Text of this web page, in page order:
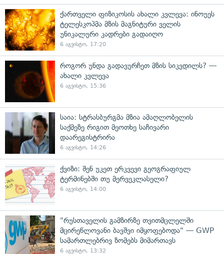
ქართველი ფიზიკოსის ახალი კვლევა: ინოუეს
ტელესკოპმა მზის მაგნიტური ველის
უნიკალური კადრები გადაიღო
6 აგვისტო, 17:20
როგორ უნდა გადავურჩეთ მზის სიკვდილს? —
ახალი კვლევა
6 აგვისტო, 15:36
საია: სტრასბურგმა მზია ამაღლობელის
საქმეზე რიგით მეოთხე საჩივარი
დაარეგისტრირა
6 აგვისტო, 14:26
ქვიზი: შენ უკეთ ერკვევი გეოგრაფიულ
ტერმინებში თუ მერვეკლასელი?
6 აგვისტო, 14:00
"რუსთაველის გამზირზე თვითმცლელში
მცირეწლოვანი ბავშვი იმყოფებოდა" — GWP
სამართლებრივ ზომებს მიმართავს
6 აგვისტო, 13:32